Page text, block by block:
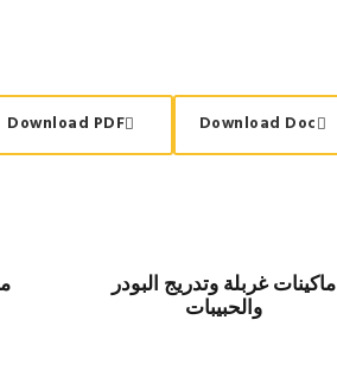
Download Doc
Download PDF
ماكينات غربلة وتدريج البودر
والحبيبات